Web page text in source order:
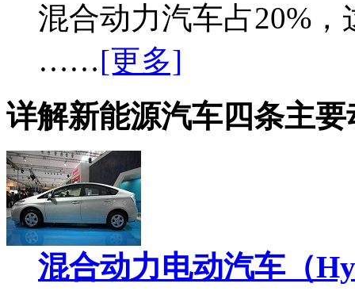
混合动力汽车占20%
……[更多]
详解新能源汽车四条主
混合动力电动汽车（